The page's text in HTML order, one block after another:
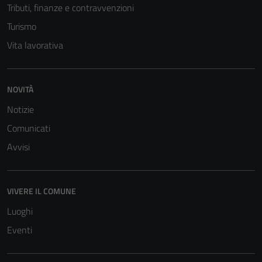
Tributi, finanze e contravvenzioni
Turismo
Vita lavorativa
NOVITÀ
Notizie
Comunicati
Avvisi
VIVERE IL COMUNE
Luoghi
Eventi
disabilitati.